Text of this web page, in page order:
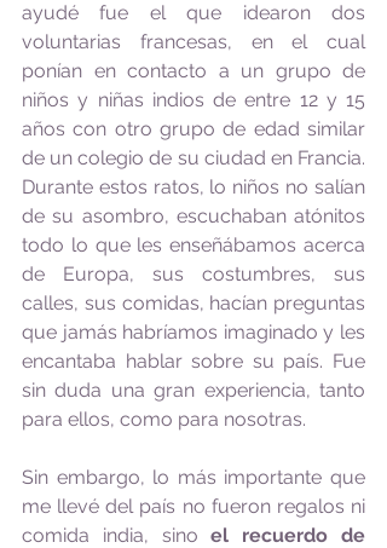
ayudé fue el que idearon dos
voluntarias francesas, en el cual
ponían en contacto a un grupo de
niños y niñas indios de entre 12 y 15
años con otro grupo de edad similar
de un colegio de su ciudad en Francia.
Durante estos ratos, lo niños no salían
de su asombro, escuchaban atónitos
todo lo que les enseñábamos acerca
de Europa, sus costumbres, sus
calles, sus comidas, hacían preguntas
que jamás habríamos imaginado y les
encantaba hablar sobre su país. Fue
sin duda una gran experiencia, tanto
para ellos, como para nosotras.
Sin embargo, lo más importante que
me llevé del país no fueron regalos ni
comida india, sino el recuerdo de